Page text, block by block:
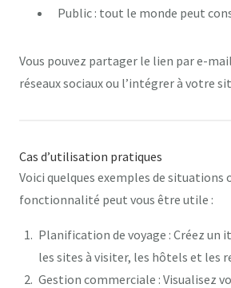
Public : tout le monde peut
Vous pouvez partager le lien par e-
réseaux sociaux ou l’intégrer à votre
Cas d’utilisation pratiques
Voici quelques exemples de situations
fonctionnalité peut vous être utile :
Planification de voyage : Créez un
les sites à visiter, les hôtels et les
Gestion commerciale : Visualisez